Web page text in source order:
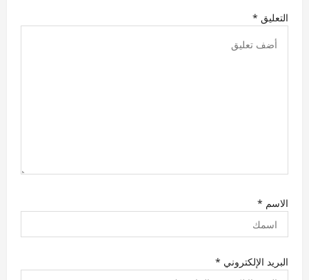
ا
ت
التعليق *
الاسم *
البريد الإلكتروني *